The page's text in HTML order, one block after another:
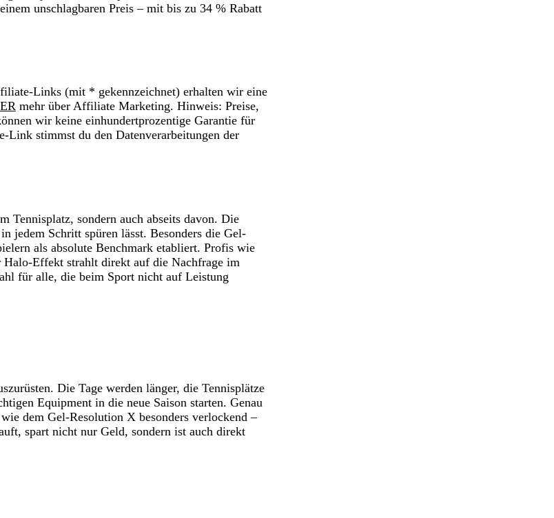
unschlagbaren Preis – mit bis zu 34 % Rabatt
Links (mit * gekennzeichnet) erhalten wir eine
mehr über Affiliate Marketing. Hinweis: Preise,
wir keine einhundertprozentige Garantie für
stimmst du den Datenverarbeitungen der
Tennisplatz, sondern auch abseits davon. Die
jedem Schritt spüren lässt. Besonders die Gel-
als absolute Benchmark etabliert. Profis wie
Halo-Effekt strahlt direkt auf die Nachfrage im
für alle, die beim Sport nicht auf Leistung
Die Tage werden länger, die Tennisplätze
Equipment in die neue Saison starten. Genau
dem Gel-Resolution X besonders verlockend –
spart nicht nur Geld, sondern ist auch direkt